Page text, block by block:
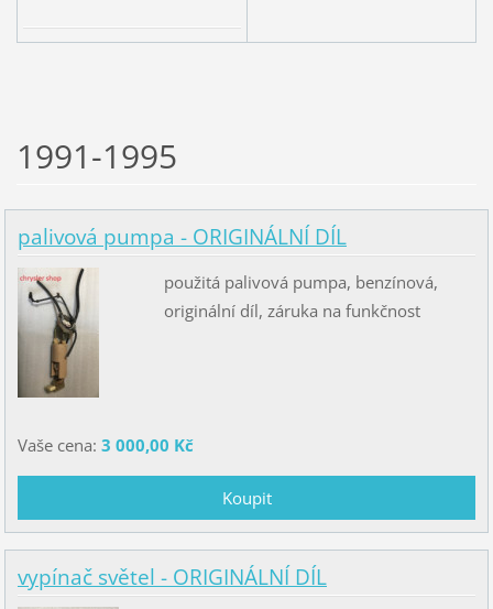
1991-1995
palivová pumpa - ORIGINÁLNÍ DÍL
použitá palivová pumpa, benzínová,
originální díl, záruka na funkčnost
Vaše cena: 3 000,00 Kč
vypínač světel - ORIGINÁLNÍ DÍL